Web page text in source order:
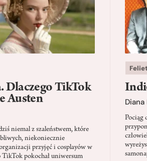
Dlaczego TikTok
Austen
niemal z szaleństwem, które
niekoniecznie
przyjęć i cosplayów w
pokochał uniwersum
Pociąg